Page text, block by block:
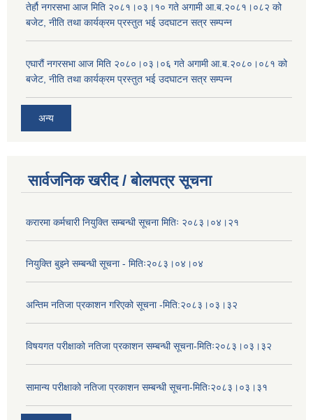
तेर्हौ नगरसभा आज मिति २०८१।०३।१० गते अगामी आ.ब.२०८१।०८२ को
बजेट, नीति तथा कार्यक्रम प्रस्तुत भई उदघाटन सत्र सम्पन्न
एघारौं नगरसभा आज मिति २०८०।०३।०६ गते अगामी आ.ब.२०८०।०८१ को
बजेट, नीति तथा कार्यक्रम प्रस्तुत भई उदघाटन सत्र सम्पन्न
अन्य
सार्वजनिक खरीद / बोलपत्र सूचना
करारमा कर्मचारी नियुक्ति सम्बन्धी सूचना मितिः २०८३।०४।२१
नियुक्ति बुझ्ने सम्बन्धी सूचना - मितिः२०८३।०४।०४
अन्तिम नतिजा प्रकाशन गरिएको सूचना -मिति:२०८३।०३।३२
विषयगत परीक्षाको नतिजा प्रकाशन सम्बन्धी सूचना-मितिः२०८३।०३।३२
सामान्य परीक्षाको नतिजा प्रकाशन सम्बन्धी सूचना-मितिः२०८३।०३।३१